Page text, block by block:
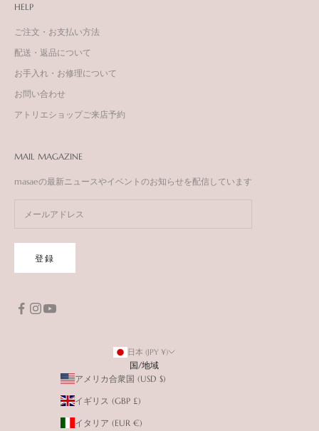
HELP
ご注文・お支払い方法
配送・返品について
お手入れ・お修理について
お問い合わせ
アトリエショップご来店予約
MAIL MAGAZINE
masaeの最新ニュースやイベントのお知らせを配信しています
登録
日本 (JPY ¥)
国/地域
アメリカ合衆国 (USD $)
イギリス (GBP £)
イタリア (EUR €)